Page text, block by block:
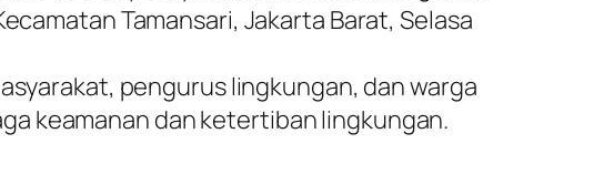
Tamansari, Jakarta Barat, Selasa
pengurus lingkungan, dan warga
keamanan dan ketertiban lingkungan.